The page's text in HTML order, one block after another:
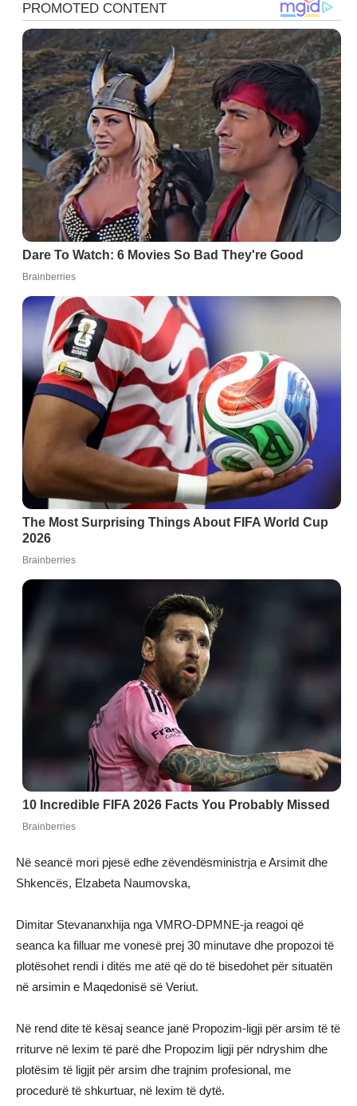
Në seancë mori pjesë edhe zëvendësministrja e Arsimit dhe
Shkencës, Elzabeta Naumovska,
Dimitar Stevananxhija nga VMRO-DPMNE-ja reagoi që
seanca ka filluar me vonesë prej 30 minutave dhe propozoi të
plotësohet rendi i ditës me atë që do të bisedohet për situatën
në arsimin e Maqedonisë së Veriut.
Në rend dite të kësaj seance janë Propozim-ligji për arsim të të
rriturve në lexim të parë dhe Propozim ligji për ndryshim dhe
plotësim të ligjit për arsim dhe trajnim profesional, me
procedurë të shkurtuar, në lexim të dytë.